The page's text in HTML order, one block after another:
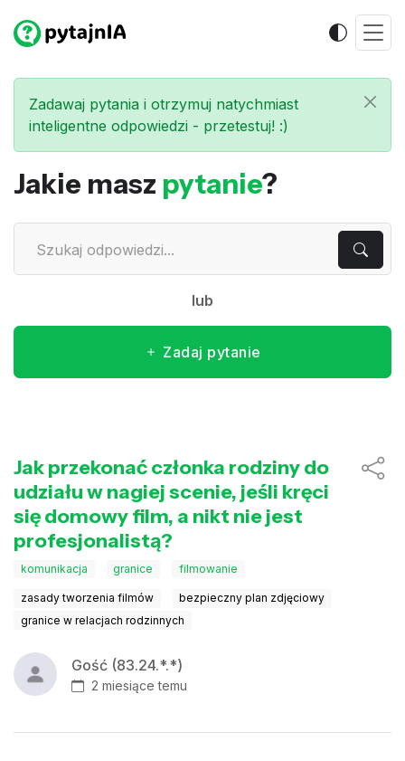
Zadawaj pytania i otrzymuj natychmiast
inteligentne odpowiedzi - przetestuj! :)
Jakie masz pytanie?
lub
Zadaj pytanie
Jak przekonać członka rodziny do
udziału w nagiej scenie, jeśli kręci
się domowy film, a nikt nie jest
profesjonalistą?
komunikacja granice filmowanie
zasady tworzenia filmów
bezpieczny plan zdjęciowy
granice w relacjach rodzinnych
Gość (83.24.*.*)
2 miesiące temu